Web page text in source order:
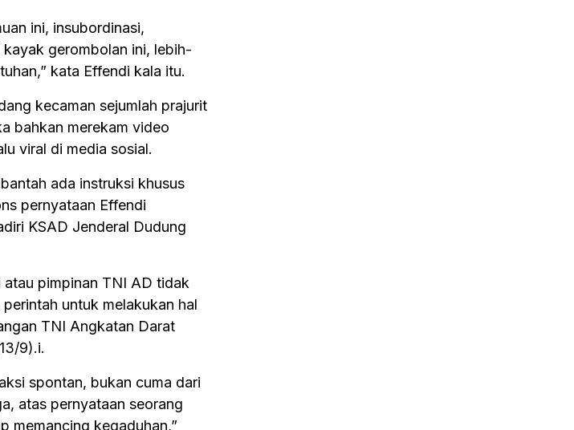
ini, insubordinasi,
gerombolan ini, lebih-
kata Effendi kala itu.
kecaman sejumlah prajurit
bahkan merekam video
viral di media sosial.
ada instruksi khusus
pernyataan Effendi
KSAD Jenderal Dudung
atau pimpinan TNI AD tidak
untuk melakukan hal
TNI Angkatan Darat
9).i.
spontan, bukan cuma dari
atas pernyataan seorang
memancing kegaduhan,”